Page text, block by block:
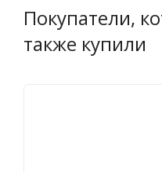
Покупатели,
также купили